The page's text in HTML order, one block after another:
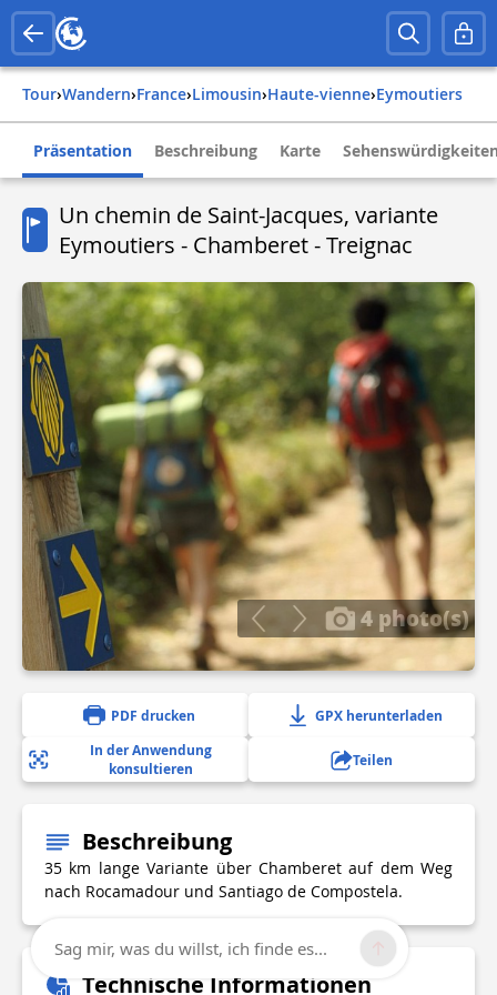
Tour› Wandern› france› limousin› haute-vienne› eymoutiers
Präsentation Beschreibung Karte
Un chemin de Saint-Jacques, variante
Eymoutiers - Chamberet - Treignac
4 photo(s)
PDF drucken
GPX herunterladen
In der Anwendung
konsultieren
Teilen
Beschreibung
35 km lange Variante über Chamberet auf dem Weg
nach Rocamadour und Santiago de Compostela.
Technische Informationen
Sag mir, was du willst, ich finde es...